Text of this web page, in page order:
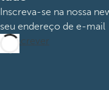
Inscreva-se na nossa
seu endereço de e-mail
Subscrever